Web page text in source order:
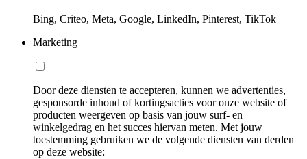
Bing, Criteo, Meta, Google, LinkedIn, Pinterest, TikTok
Marketing
Door deze diensten te accepteren, kunnen we advertenties,
gesponsorde inhoud of kortingsacties voor onze website of
producten weergeven op basis van jouw surf- en
winkelgedrag en het succes hiervan meten. Met jouw
toestemming gebruiken we de volgende diensten van derden
op deze website: